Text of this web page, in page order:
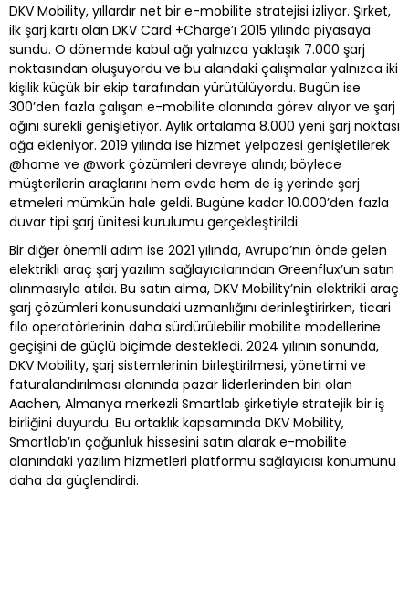
DKV Mobility, yıllardır net bir e-mobilite stratejisi izliyor. Şirket,
ilk şarj kartı olan DKV Card +Charge’ı 2015 yılında piyasaya
sundu. O dönemde kabul ağı yalnızca yaklaşık 7.000 şarj
noktasından oluşuyordu ve bu alandaki çalışmalar yalnızca iki
kişilik küçük bir ekip tarafından yürütülüyordu. Bugün ise
300’den fazla çalışan e-mobilite alanında görev alıyor ve şarj
ağını sürekli genişletiyor. Aylık ortalama 8.000 yeni şarj noktası
ağa ekleniyor. 2019 yılında ise hizmet yelpazesi genişletilerek
@home ve @work çözümleri devreye alındı; böylece
müşterilerin araçlarını hem evde hem de iş yerinde şarj
etmeleri mümkün hale geldi. Bugüne kadar 10.000’den fazla
duvar tipi şarj ünitesi kurulumu gerçekleştirildi.
Bir diğer önemli adım ise 2021 yılında, Avrupa’nın önde gelen
elektrikli araç şarj yazılım sağlayıcılarından Greenflux’un satın
alınmasıyla atıldı. Bu satın alma, DKV Mobility’nin elektrikli araç
şarj çözümleri konusundaki uzmanlığını derinleştirirken, ticari
filo operatörlerinin daha sürdürülebilir mobilite modellerine
geçişini de güçlü biçimde destekledi. 2024 yılının sonunda,
DKV Mobility, şarj sistemlerinin birleştirilmesi, yönetimi ve
faturalandırılması alanında pazar liderlerinden biri olan
Aachen, Almanya merkezli Smartlab şirketiyle stratejik bir iş
birliğini duyurdu. Bu ortaklık kapsamında DKV Mobility,
Smartlab’ın çoğunluk hissesini satın alarak e-mobilite
alanındaki yazılım hizmetleri platformu sağlayıcısı konumunu
daha da güçlendirdi.